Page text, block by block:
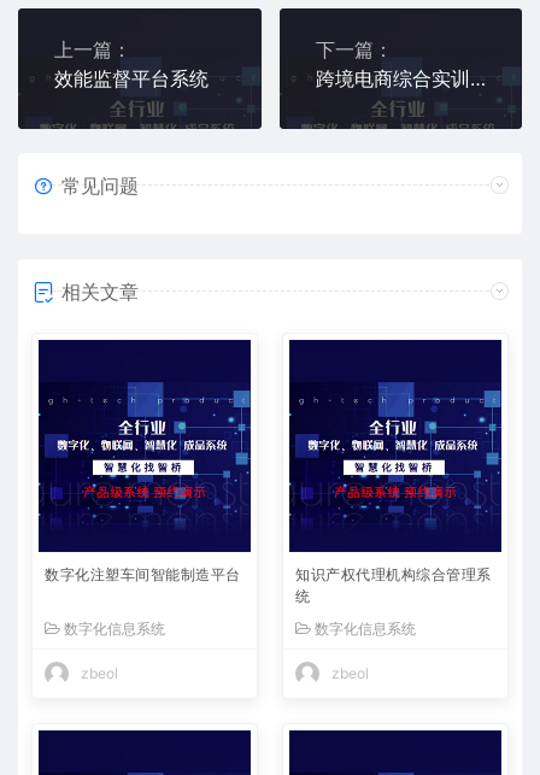
上一篇：
效能监督平台系统
下一篇：
跨境电商综合实训平台系统
常见问题
相关文章
数字化注塑车间智能制造平台
数字化信息系统
zbeol
知识产权代理机构综合管理系
统
数字化信息系统
zbeol